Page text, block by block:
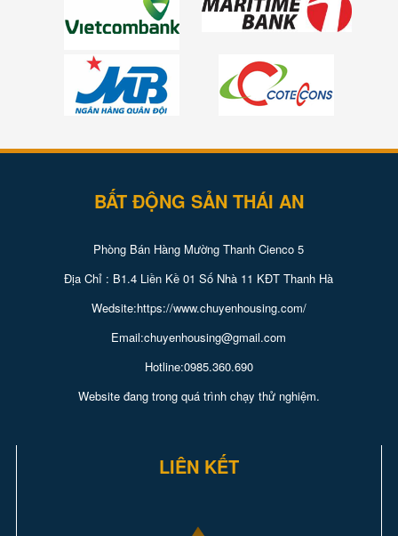
BẤT ĐỘNG SẢN THÁI AN
Phòng Bán Hàng Mường Thanh Cienco 5
Địa Chỉ : B1.4 Liền Kề 01 Số Nhà 11 KĐT Thanh Hà
Wedsite:https://www.chuyenhousing.com/
Email:chuyenhousing@gmail.com
Hotline:0985.360.690
Website đang trong quá trình chạy thử nghiệm.
LIÊN KẾT